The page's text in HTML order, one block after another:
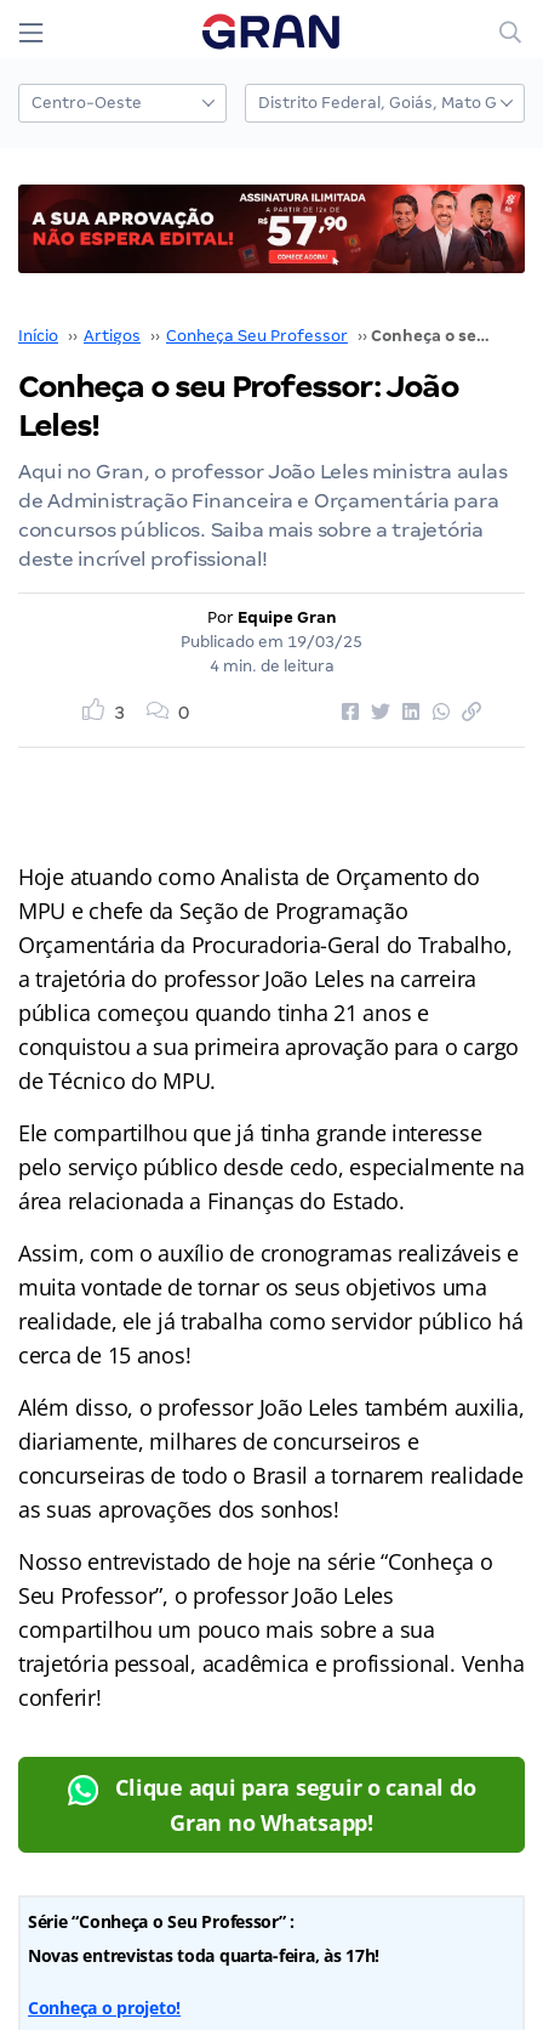
Início ›› Artigos ›› Conheça Seu Professor ›› Conheça o seu Professor: João Leles!
Conheça o seu Professor: João
Leles!
Aqui no Gran, o professor João Leles ministra aulas
de Administração Financeira e Orçamentária para
concursos públicos. Saiba mais sobre a trajetória
deste incrível profissional!
Por Equipe Gran
Publicado em 19/03/25
4 min. de leitura
3 0
Hoje atuando como Analista de Orçamento do
MPU e chefe da Seção de Programação
Orçamentária da Procuradoria-Geral do Trabalho,
a trajetória do professor João Leles na carreira
pública começou quando tinha 21 anos e
conquistou a sua primeira aprovação para o cargo
de Técnico do MPU.
Ele compartilhou que já tinha grande interesse
pelo serviço público desde cedo, especialmente na
área relacionada a Finanças do Estado.
Assim, com o auxílio de cronogramas realizáveis e
muita vontade de tornar os seus objetivos uma
realidade, ele já trabalha como servidor público há
cerca de 15 anos!
Além disso, o professor João Leles também auxilia,
diariamente, milhares de concurseiros e
concurseiras de todo o Brasil a tornarem realidade
as suas aprovações dos sonhos!
Nosso entrevistado de hoje na série “Conheça o
Seu Professor”, o professor João Leles
compartilhou um pouco mais sobre a sua
trajetória pessoal, acadêmica e profissional. Venha
conferir!
Clique aqui para seguir o canal do
Gran no Whatsapp!
Série “Conheça o Seu Professor” :
Novas entrevistas toda quarta-feira, às 17h!
Conheça o projeto!